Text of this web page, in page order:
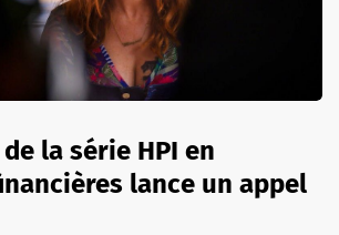
la série HPI en
lance un appel